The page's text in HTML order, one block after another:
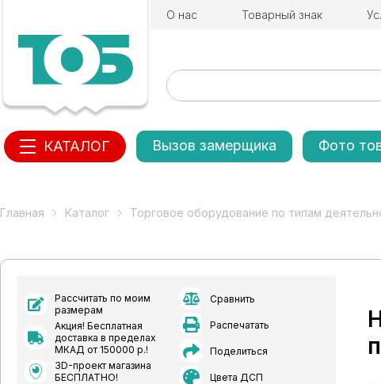
О нас Товарный знак
КАТАЛОГ Вызов замерщика Фото
Главная Каталог Торговое оборудование по типам
Рассчитать по моим
размерам
Акция! Бесплатная
доставка в пределах
МКАД от 150000 р.!
3D-проект магазина
БЕСПЛАТНО!
Сравнить
Распечатать
Поделиться
Цвета ДСП